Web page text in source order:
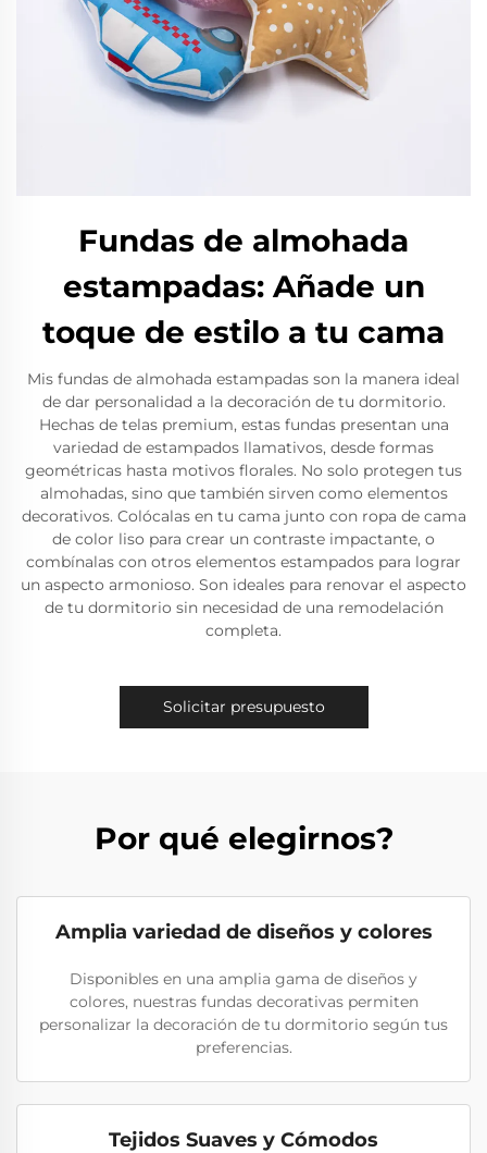
Fundas de almohada
estampadas: Añade un
toque de estilo a tu cama
Mis fundas de almohada estampadas son la manera ideal
de dar personalidad a la decoración de tu dormitorio.
Hechas de telas premium, estas fundas presentan una
variedad de estampados llamativos, desde formas
geométricas hasta motivos florales. No solo protegen tus
almohadas, sino que también sirven como elementos
decorativos. Colócalas en tu cama junto con ropa de cama
de color liso para crear un contraste impactante, o
combínalas con otros elementos estampados para lograr
un aspecto armonioso. Son ideales para renovar el aspecto
de tu dormitorio sin necesidad de una remodelación
completa.
Solicitar presupuesto
Por qué elegirnos?
Amplia variedad de diseños y colores
Disponibles en una amplia gama de diseños y
colores, nuestras fundas decorativas permiten
personalizar la decoración de tu dormitorio según tus
preferencias.
Tejidos Suaves y Cómodos